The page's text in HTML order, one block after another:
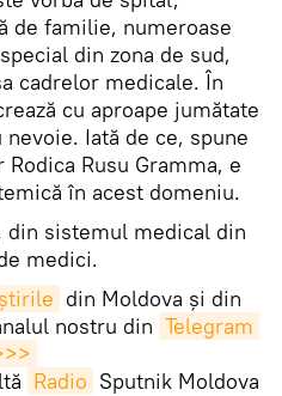
de familie, numeroase
din zona de sud,
cadrelor medicale. În
cu aproape jumătate
Iată de ce, spune
Rusu Gramma, e
în acest domeniu.
din sistemul medical din
medici.
știrile din Moldova și din
nostru din Telegram
Radio Sputnik Moldova